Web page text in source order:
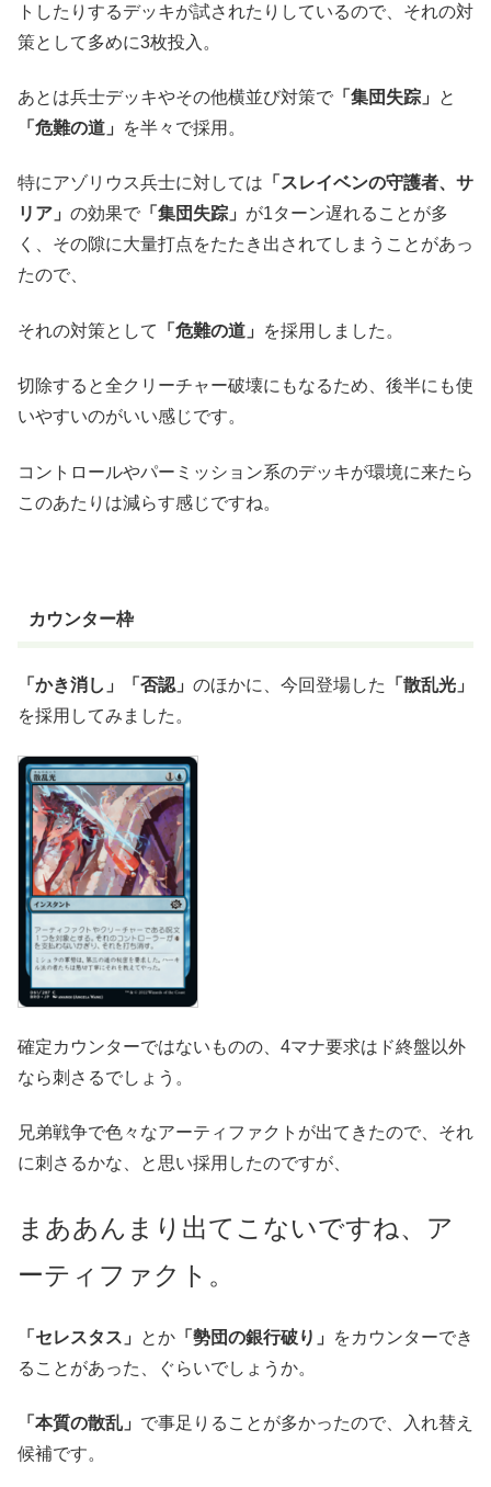
トしたりするデッキが試されたりしているので、それの対
策として多めに3枚投入。
あとは兵士デッキやその他横並び対策で 「集団失踪」
と
「危難の道」
を半々で採用。
特にアゾリウス兵士に対しては 「スレイベンの守護者、サ
リア」 の効果で 「集団失踪」 が1ターン遅れることが多
く、その隙に大量打点をたたき出されてしまうことがあっ
たので、
それの対策として 「危難の道」 を採用しました。
切除すると全クリーチャー破壊にもなるため、後半にも使
いやすいのがいい感じです。
コントロールやパーミッション系のデッキが環境に来たら
このあたりは減らす感じですね。
カウンター枠
「かき消し」「否認」 のほかに、今回登場した
「散乱光」
を採用してみました。
確定カウンターではないものの、4マナ要求はド終盤以外
なら刺さるでしょう。
兄弟戦争で色々なアーティファクトが出てきたので、それ
に刺さるかな、と思い採用したのですが、
まああんまり出てこないですね、ア
ーティファクト。
「セレスタス」 とか 「勢団の銀行破り」
をカウンターでき
ることがあった、ぐらいでしょうか。
「本質の散乱」 で事足りることが多かったので、入れ替え
候補です。